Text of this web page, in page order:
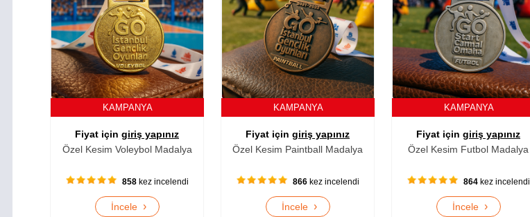
KAMPANYA
Fiyat için giriş yapınız
Özel Kesim Voleybol Madalya
858kez incelendi
İncele ›
KAMPANYA
Fiyat için giriş yapınız
Özel Kesim Paintball Madalya
866kez incelendi
İncele ›
KAMPANYA
Fiyat için giriş yapınız
Özel Kesim Futbol Madalya
864kez incelendi
İncele ›